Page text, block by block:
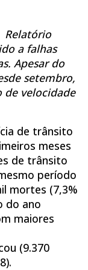
Relatório
a falhas
Apesar do
setembro,
de velocidade
de trânsito
meses
de trânsito
período
mortes (7,3%
do ano
maiores
(9.370